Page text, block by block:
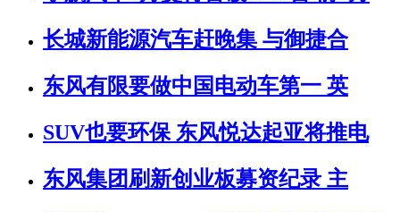
长城新能源汽车赶晚集 与御捷合
东风有限要做中国电动车第一 英
SUV也要环保 东风悦达起亚将推电
东风集团刷新创业板募资纪录 主